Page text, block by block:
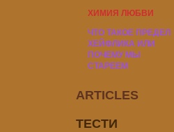
ХИМИЯ ЛЮБВИ
ЧТО ТАКОЕ ПРЕДЕЛ
ХЕЙФЛИКА ИЛИ
ПОЧЕМУ МЫ
СТАРЕЕМ
ARTICLES
ТЕСТИ